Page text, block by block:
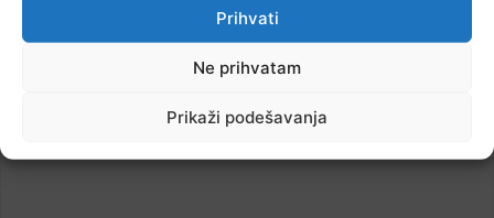
Prihvati
Ne prihvatam
Prikaži podešavanja
Pročitajte...